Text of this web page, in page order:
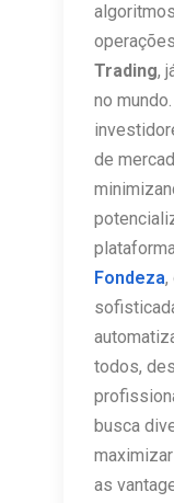
Trading,
no
de
Fondeza,
todos,
busca
as